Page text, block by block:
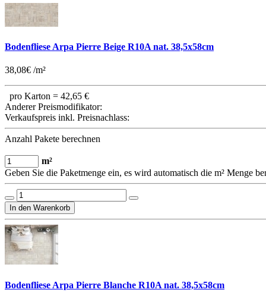
Bodenfliese Arpa Pierre Beige R10A nat. 38,5x58cm
38,08€ /m²
pro Karton = 42,65 €
Anderer Preismodifikator:
Verkaufspreis inkl. Preisnachlass:
Anzahl Pakete berechnen
m²
Geben Sie die Paketmenge ein, es wird automatisch die m² Menge
Bodenfliese Arpa Pierre Blanche R10A nat. 38,5x58cm